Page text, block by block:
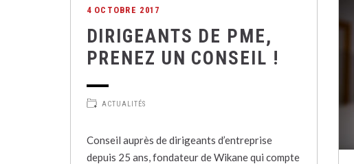
4 OCTOBRE 2017
DIRIGEANTS DE PME,
PRENEZ UN CONSEIL !
ACTUALITÉS
Conseil auprès de dirigeants d’entreprise
depuis 25 ans, fondateur de Wikane qui compte